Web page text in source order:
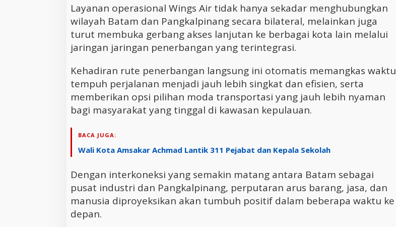
Layanan operasional Wings Air tidak hanya sekadar menghubungkan
wilayah Batam dan Pangkalpinang secara bilateral, melainkan juga
turut membuka gerbang akses lanjutan ke berbagai kota lain melalui
jaringan jaringan penerbangan yang terintegrasi.
Kehadiran rute penerbangan langsung ini otomatis memangkas waktu
tempuh perjalanan menjadi jauh lebih singkat dan efisien, serta
memberikan opsi pilihan moda transportasi yang jauh lebih nyaman
bagi masyarakat yang tinggal di kawasan kepulauan.
BACA JUGA:
Wali Kota Amsakar Achmad Lantik 311 Pejabat dan Kepala Sekolah
Dengan interkoneksi yang semakin matang antara Batam sebagai
pusat industri dan Pangkalpinang, perputaran arus barang, jasa, dan
manusia diproyeksikan akan tumbuh positif dalam beberapa waktu ke
depan.